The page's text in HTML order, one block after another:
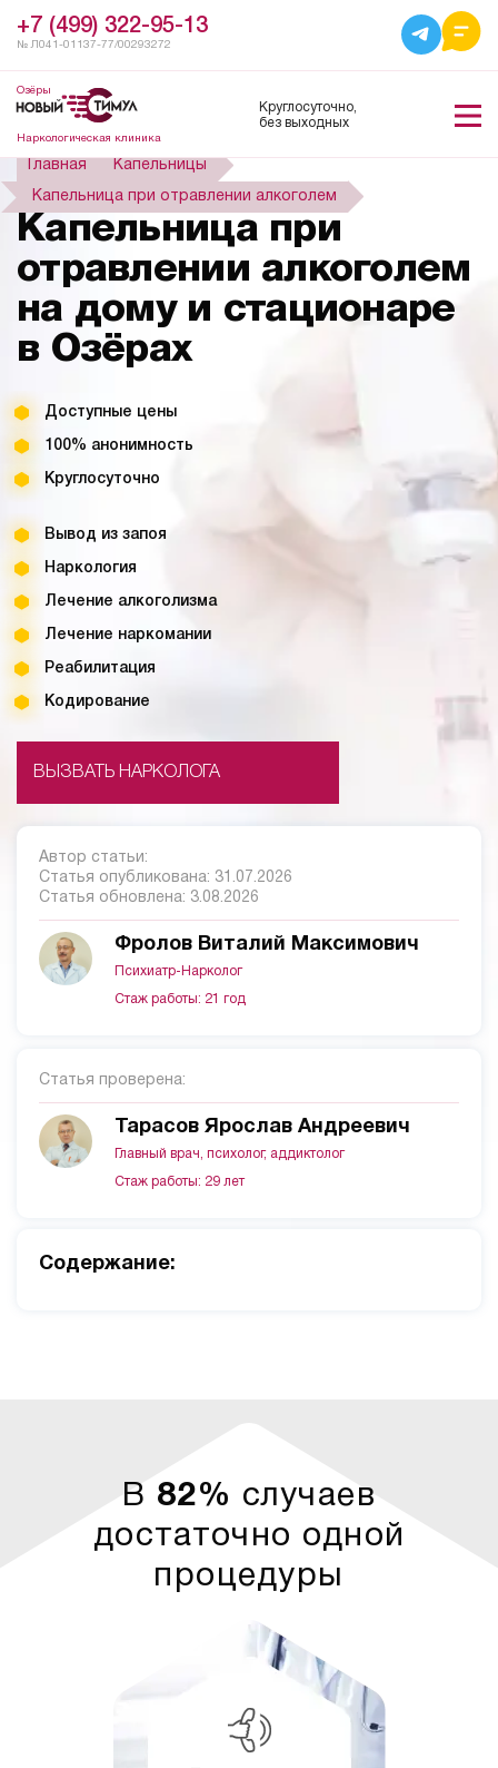
+7 (499) 322-95-13
№ Л041-01137-77/00293272
Озёры
Наркологическая клиника
Круглосуточно,
без выходных
Главная Капельницы
Капельница при отравлении алкоголем
Капельница при
отравлении алкоголем
на дому и стационаре
в Озёрах
Доступные цены
100% анонимность
Круглосуточно
Вывод из запоя
Наркология
Лечение алкоголизма
Лечение наркомании
Реабилитация
Кодирование
ВЫЗВАТЬ НАРКОЛОГА
Cодержание:
Автор статьи:
Статья опубликована: 31.07.2026
Статья обновлена: 3.08.2026
Фролов Виталий Максимович
Психиатр-Нарколог
Стаж работы: 21 год
Статья проверена:
Тарасов Ярослав Андреевич
Главный врач, психолог, аддиктолог
Стаж работы: 29 лет
В 82% случаев
достаточно одной
процедуры